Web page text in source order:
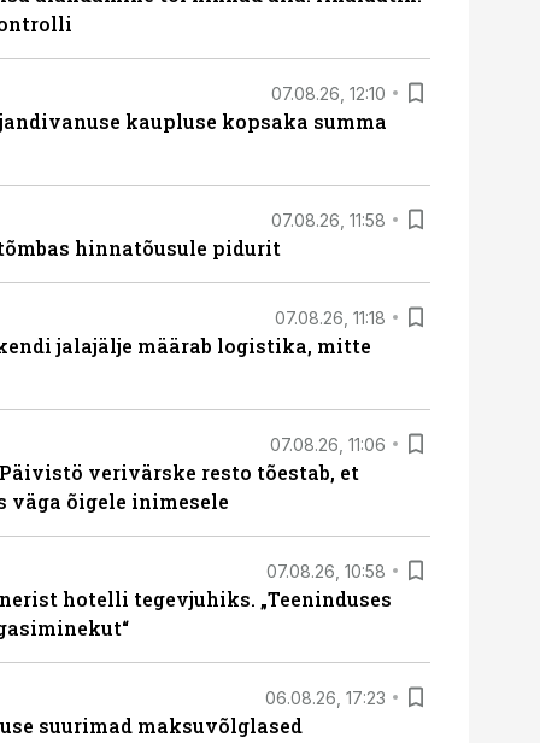
07.08.26, 12:10
kaupluse kopsaka summa
07.08.26, 11:58
hinnatõusule pidurit
07.08.26, 11:18
jalajälje määrab logistika, mitte
07.08.26, 11:06
verivärske resto tõestab, et
väga õigele inimesele
07.08.26, 10:58
hotelli tegevjuhiks. „Teeninduses
06.08.26, 17:23
suurimad maksuvõlglased